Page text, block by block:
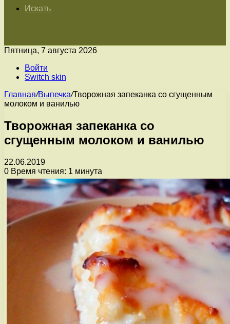
Искать
Пятница, 7 августа 2026
Войти
Switch skin
Главная/Выпечка/Творожная запеканка со сгущенным
молоком и ванилью
Творожная запеканка со
сгущенным молоком и ванилью
22.06.2019
0 Время чтения: 1 минута